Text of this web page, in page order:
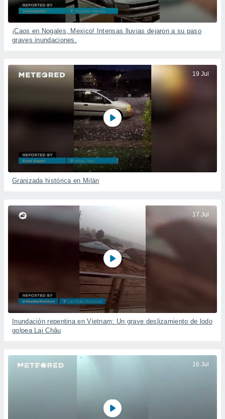
¡Caos en Nogales, Mexico! Intensas lluvias dejaron a su paso
graves inundaciones.
19 Jul
Granizada histórica en Milán
17 Jul
Inundación repentina en Vietnam: Un grave deslizamiento de lodo
golpea Lai Châu
16 Jul